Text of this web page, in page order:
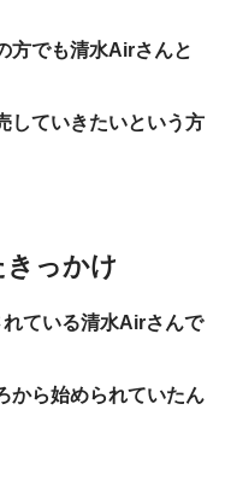
方でも清水Airさんと
していきたいという方
っかけ
ている清水Airさんで
から始められていたん